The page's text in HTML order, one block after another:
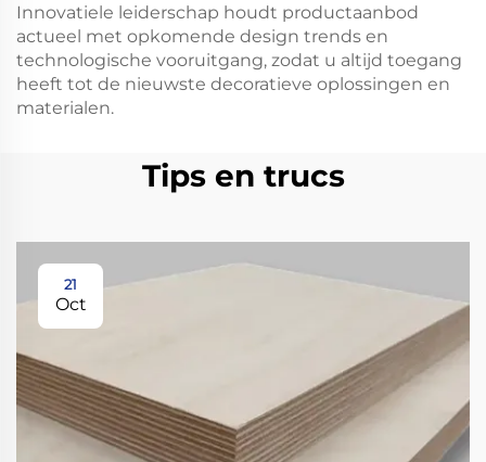
Innovatiele leiderschap houdt productaanbod
actueel met opkomende design trends en
technologische vooruitgang, zodat u altijd toegang
heeft tot de nieuwste decoratieve oplossingen en
materialen.
Tips en trucs
21
Oct